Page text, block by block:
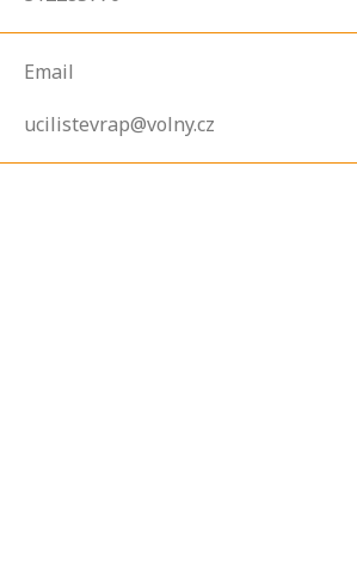
Email
ucilistevrap@volny.cz